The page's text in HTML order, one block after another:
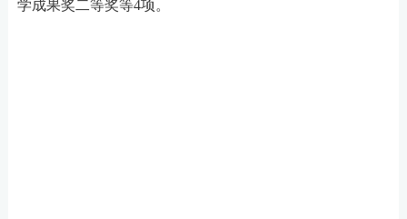
学成果奖二等奖等4项。